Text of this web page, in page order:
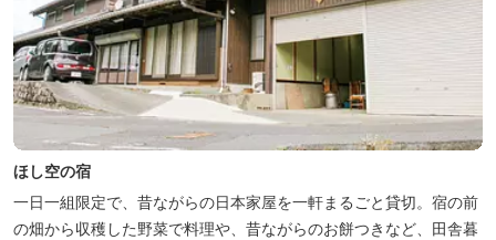
ほし空の宿
一日一組限定で、昔ながらの日本家屋を一軒まるごと貸切。宿の前
の畑から収穫した野菜で料理や、昔ながらのお餅つきなど、田舎暮